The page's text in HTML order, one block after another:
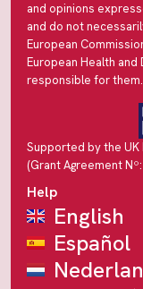
and opinions
and do not
European
European Health and
responsible for them.
Supported by the UK
(Grant Agreement
Help
English
Español